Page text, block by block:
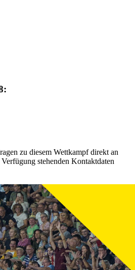
zu diesem Wettkampf direkt an
stehenden Kontaktdaten